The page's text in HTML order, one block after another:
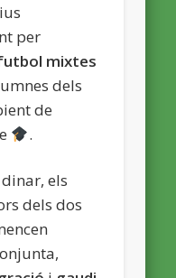
per
mixtes
dels
de
.
els
dels dos